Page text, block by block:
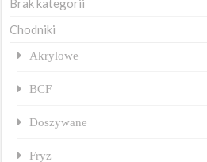
Chodniki
Akrylowe
BCF
Doszywane
Fryz